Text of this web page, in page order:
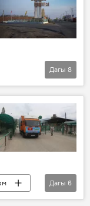
Коронавируска байланыштуу Кыргызстандагы кырдаал
Дагы 8
Дагы 6